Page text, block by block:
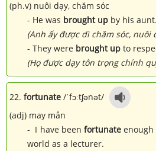
(ph.v) nuôi dạy, chăm sóc
- He was brought up by his aunt.
(Anh ấy được dì chăm sóc, nuôi
- They were brought up to
(Họ được dạy tôn trọng chính
22. fortunate /ˈfɔːtʃənət/
(adj) may mắn
- I have been fortunateenough
world as a lecturer.